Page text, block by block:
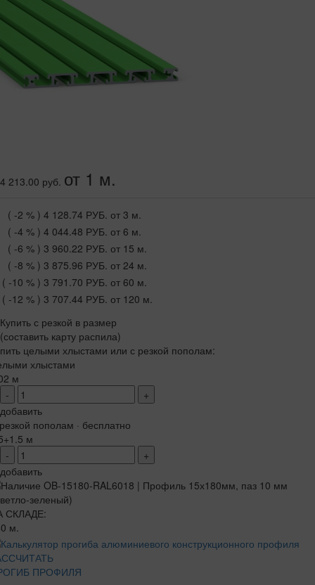
4 213.00 руб. от 1 м.
( -2 % ) 4 128.74 РУБ. от 3 м.
( -4 % ) 4 044.48 РУБ. от 6 м.
( -6 % ) 3 960.22 РУБ. от 15 м.
( -8 % ) 3 875.96 РУБ. от 24 м.
( -10 % ) 3 791.70 РУБ. от 60 м.
( -12 % ) 3 707.44 РУБ. от 120 м.
Купить с резкой в размер
(составить карту распила)
целыми хлыстами или с резкой пополам:
хлыстами
м
-
+
добавить
пополам · бесплатно
м
-
+
добавить
СКЛАДЕ:
м.
ПРОФИЛЯ